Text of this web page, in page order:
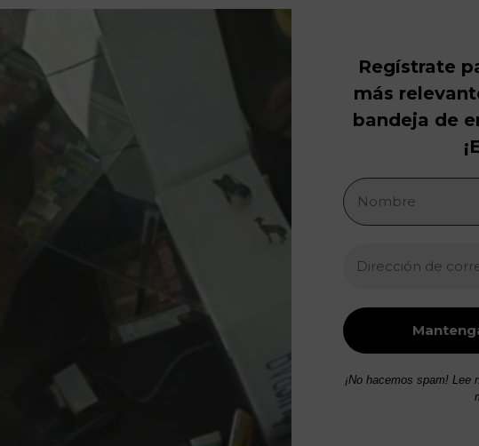
Regístrate
más
bandeja de
¡No hacemos spam! Lee